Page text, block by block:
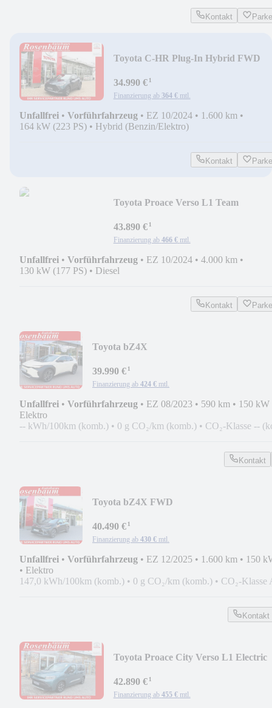
Kontakt
Toyota C-HR Plug-In Hybrid FWD
34.990 €¹
Finanzierung ab 364 € mtl.
Unfallfrei • Vorführfahrzeug • EZ 10/2024 • 1.600 km •
164 kW (223 PS) • Hybrid (Benzin/Elektro)
Kontakt
Toyota Proace Verso L1 Team
43.890 €¹
Finanzierung ab 466 € mtl.
Unfallfrei • Vorführfahrzeug • EZ 10/2024 • 4.000 km •
130 kW (177 PS) • Diesel
Kontakt
Toyota bZ4X
39.990 €¹
Finanzierung ab 424 € mtl.
Unfallfrei • Vorführfahrzeug • EZ 08/2023 • 590 km • 150 kW
Elektro
-- kWh/100km (komb.) • 0 g CO₂/km (komb.) • CO₂-Klasse --
Kontakt
Toyota bZ4X FWD
40.490 €¹
Finanzierung ab 430 € mtl.
Unfallfrei • Vorführfahrzeug • EZ 12/2025 • 1.600 km • 150
• Elektro
147,0 kWh/100km (komb.) • 0 g CO₂/km (komb.) • CO₂-Klasse
Kontakt
Toyota Proace City Verso L1 Electric
42.890 €¹
Finanzierung ab 455 € mtl.